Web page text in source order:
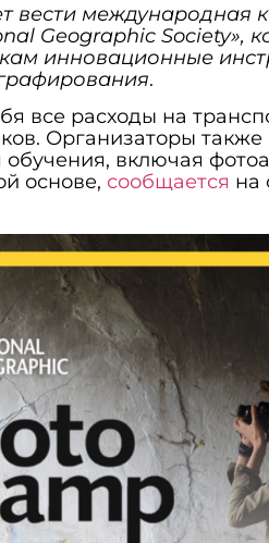
вести международная
Geographic Society»,
инновационные
.
все расходы на
Организаторы
включая
основе, сообщается на